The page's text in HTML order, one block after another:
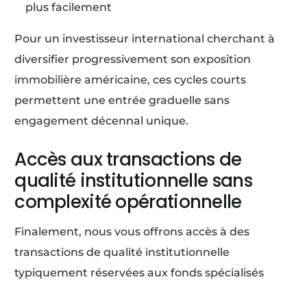
plus facilement
Pour un investisseur international cherchant à
diversifier progressivement son exposition
immobilière américaine, ces cycles courts
permettent une entrée graduelle sans
engagement décennal unique.
Accès aux transactions de
qualité institutionnelle sans
complexité opérationnelle
Finalement, nous vous offrons accès à des
transactions de qualité institutionnelle
typiquement réservées aux fonds spécialisés